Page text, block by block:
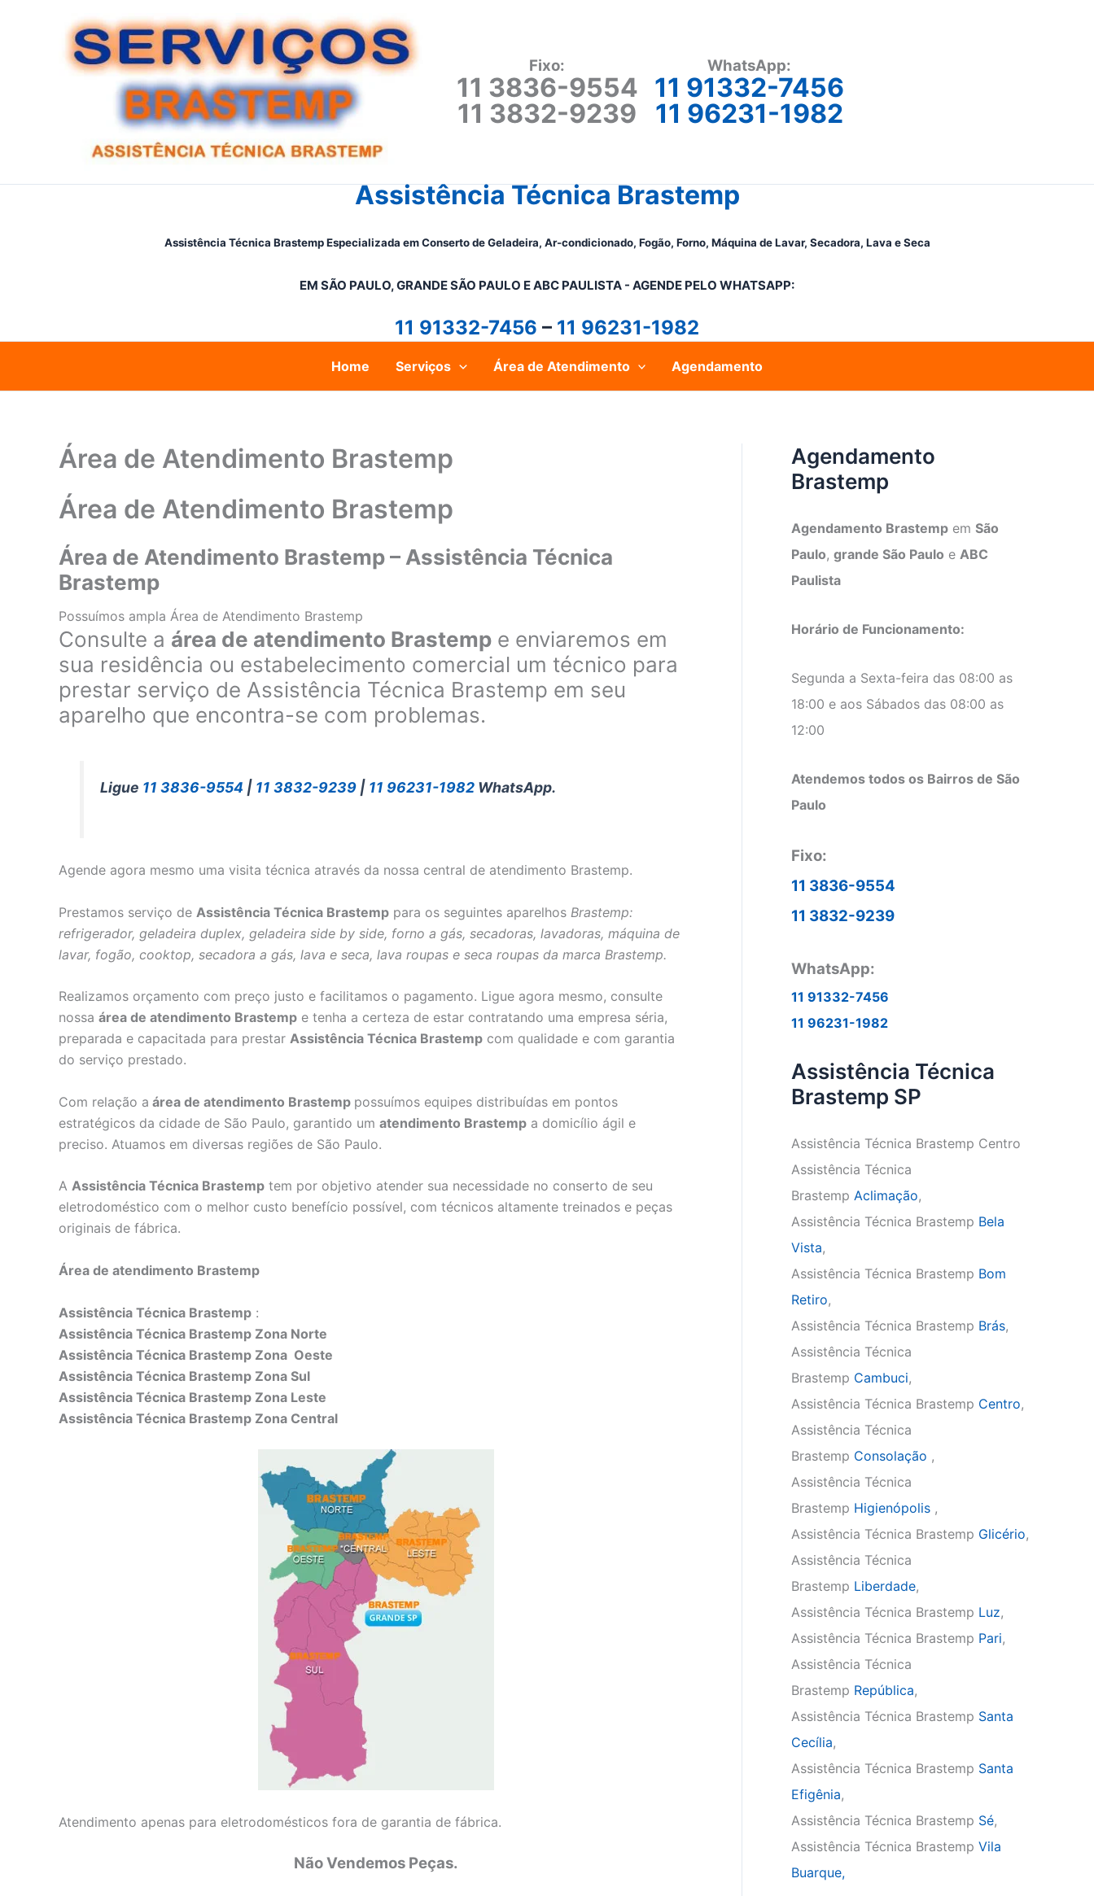
Fixo:
11 3836-9554
11 3832-9239
WhatsApp:
11 91332-7456
11 96231-1982
Assistência Técnica Brastemp
Assistência Técnica Brastemp Especializada em Conserto de Geladeira, Ar-condicionado, Fogão, Forno, Máquina de Lavar, Secadora, Lava e Seca
EM SÃO PAULO, GRANDE SÃO PAULO E ABC PAULISTA - AGENDE PELO WHATSAPP:
11 91332-7456 – 11 96231-1982
Home Serviços Área de Atendimento Agendamento
Área de Atendimento Brastemp
Área de Atendimento Brastemp
Área de Atendimento Brastemp – Assistência Técnica
Brastemp
Possuímos ampla Área de Atendimento Brastemp
Consulte a área de atendimento Brastemp e enviaremos em
sua residência ou estabelecimento comercial um técnico para
prestar serviço de Assistência Técnica Brastemp em seu
aparelho que encontra-se com problemas.
Ligue 11 3836-9554 | 11 3832-9239 | 11 96231-1982 WhatsApp.
Agende agora mesmo uma visita técnica através da nossa central de atendimento Brastemp.
Prestamos serviço de Assistência Técnica Brastemp para os seguintes aparelhos Brastemp:
refrigerador, geladeira duplex, geladeira side by side, forno a gás, secadoras, lavadoras, máquina de
lavar, fogão, cooktop, secadora a gás, lava e seca, lava roupas e seca roupas da marca Brastemp.
Realizamos orçamento com preço justo e facilitamos o pagamento. Ligue agora mesmo, consulte
nossa área de atendimento Brastemp e tenha a certeza de estar contratando uma empresa séria,
preparada e capacitada para prestar Assistência Técnica Brastemp com qualidade e com garantia
do serviço prestado.
Com relação a área de atendimento Brastemp possuímos equipes distribuídas em pontos
estratégicos da cidade de São Paulo, garantido um atendimento Brastemp a domicílio ágil e
preciso. Atuamos em diversas regiões de São Paulo.
A Assistência Técnica Brastemp tem por objetivo atender sua necessidade no conserto de seu
eletrodoméstico com o melhor custo benefício possível, com técnicos altamente treinados e peças
originais de fábrica.
Área de atendimento Brastemp
Assistência Técnica Brastemp :
Assistência Técnica Brastemp Zona Norte
Assistência Técnica Brastemp Zona Oeste
Assistência Técnica Brastemp Zona Sul
Assistência Técnica Brastemp Zona Leste
Assistência Técnica Brastemp Zona Central
Atendimento apenas para eletrodomésticos fora de garantia de fábrica.
Não Vendemos Peças.
Agendamento
Brastemp
Agendamento Brastemp em São
Paulo, grande São Paulo e ABC
Paulista
Horário de Funcionamento:
Segunda a Sexta-feira das 08:00 as
18:00 e aos Sábados das 08:00 as
12:00
Atendemos todos os Bairros de São
Paulo
Fixo:
11 3836-9554
11 3832-9239
WhatsApp:
11 91332-7456
11 96231-1982
Assistência Técnica
Brastemp SP
Assistência Técnica Brastemp Centro
Assistência Técnica
Brastemp Aclimação,
Assistência Técnica Brastemp Bela
Vista,
Assistência Técnica Brastemp Bom
Retiro,
Assistência Técnica Brastemp Brás,
Assistência Técnica
Brastemp Cambuci,
Assistência Técnica Brastemp Centro,
Assistência Técnica
Brastemp Consolação ,
Assistência Técnica
Brastemp Higienópolis ,
Assistência Técnica Brastemp Glicério,
Assistência Técnica
Brastemp Liberdade,
Assistência Técnica Brastemp Luz,
Assistência Técnica Brastemp Pari,
Assistência Técnica
Brastemp República,
Assistência Técnica Brastemp Santa
Cecília,
Assistência Técnica Brastemp Santa
Efigênia,
Assistência Técnica Brastemp Sé,
Assistência Técnica Brastemp Vila
Buarque,